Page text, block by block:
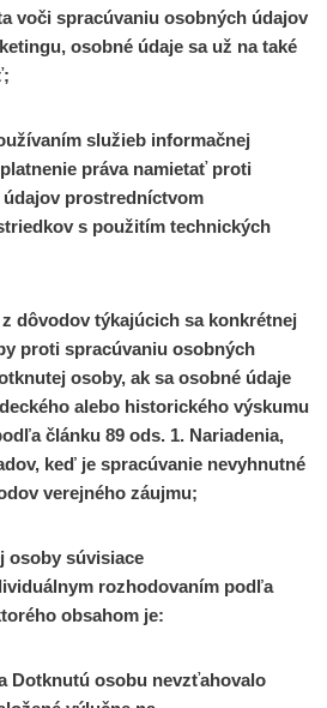
voči spracúvaniu osobných údajov
osobné údaje sa už na také
služieb informačnej
práva namietať proti
prostredníctvom
s použitím technických
dôvodov týkajúcich sa konkrétnej
proti spracúvaniu osobných
osoby, ak sa osobné údaje
alebo historického výskumu
článku 89 ods. 1. Nariadenia,
keď je spracúvanie nevyhnutné
verejného záujmu;
osoby súvisiace
rozhodovaním podľa
obsahom je:
Dotknutú osobu nevzťahovalo